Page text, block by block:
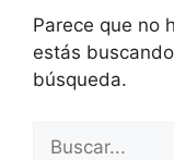
Parece que no
estás
búsqueda.